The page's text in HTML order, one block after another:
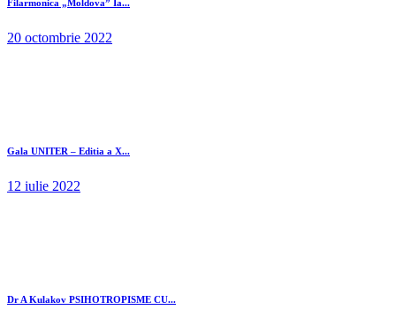
Filarmonica „Moldova” Ia...
20 octombrie 2022
Gala UNITER – Editia a X...
12 iulie 2022
Dr A Kulakov PSIHOTROPISME CU...